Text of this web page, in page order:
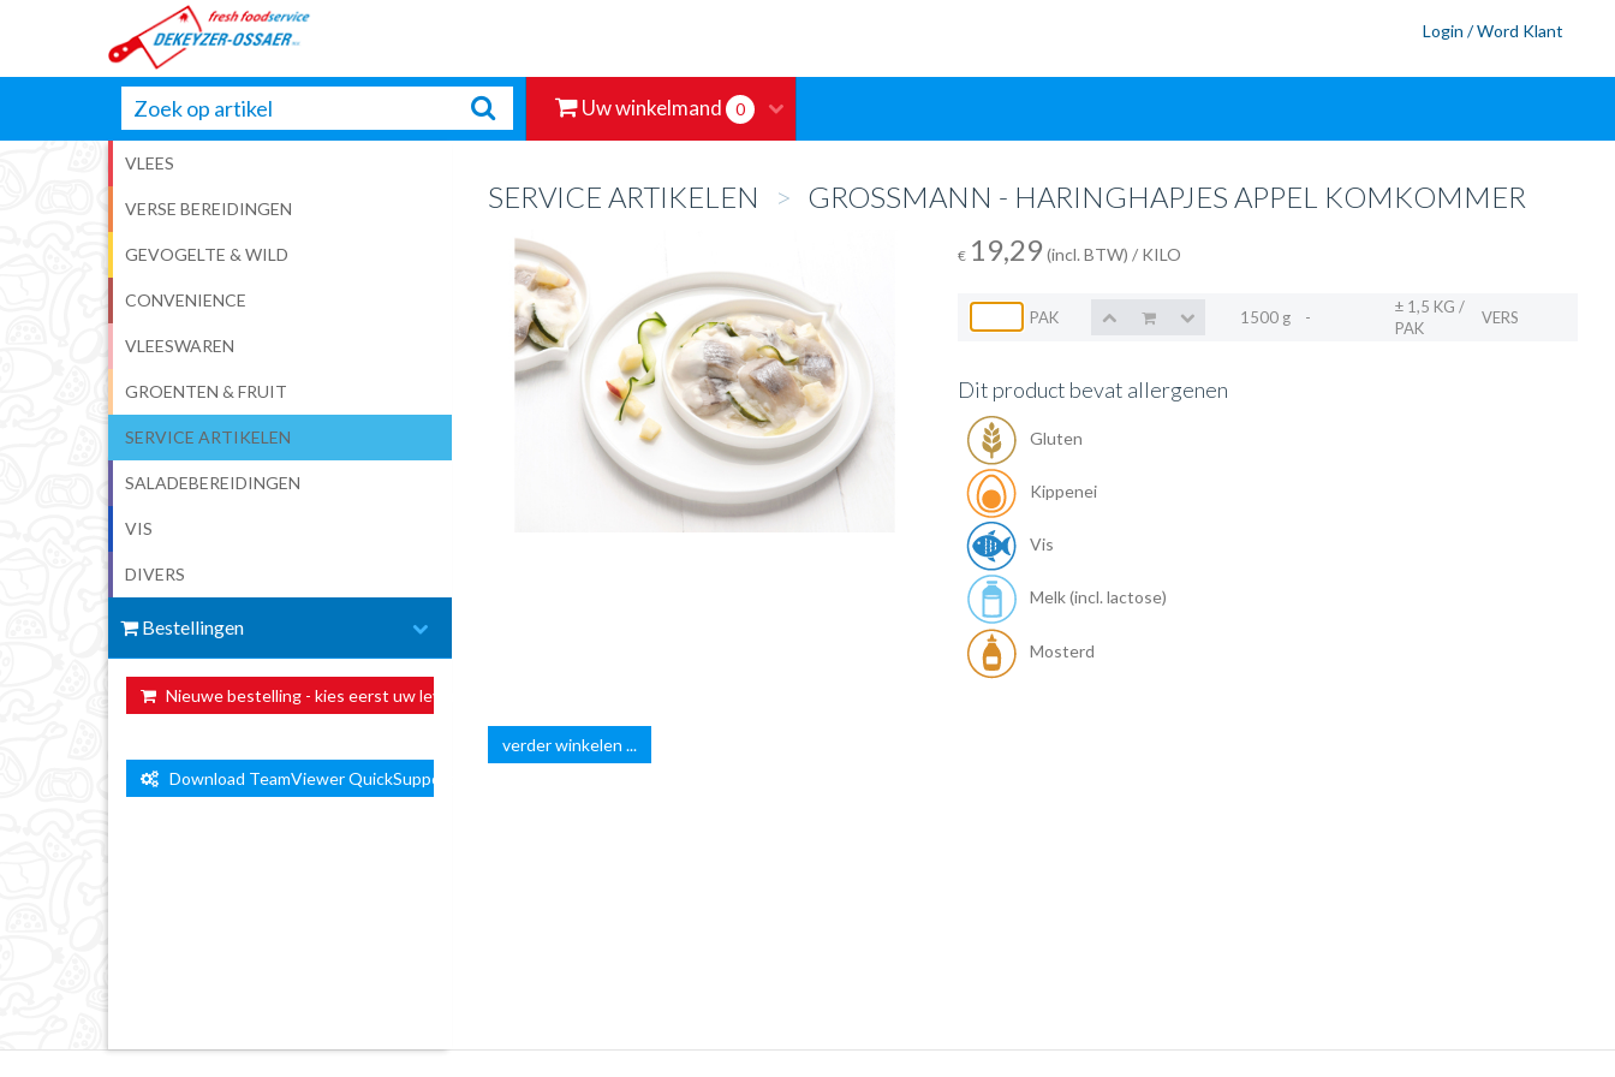
Login / Word Klant
Uw winkelmand 0
VLEES
VERSE BEREIDINGEN
GEVOGELTE & WILD
CONVENIENCE
VLEESWAREN
GROENTEN & FRUIT
SERVICE ARTIKELEN
SALADEBEREIDINGEN
VIS
DIVERS
Bestellingen
Nieuwe bestelling - kies eerst uw leverdag ...
Download TeamViewer QuickSupport
SERVICE ARTIKELEN > GROSSMANN - HARINGHAPJES APPEL KOMKOMMER
€ 19,29(incl. BTW) / KILO
PAK 1500 g -
± 1,5 KG /
PAK
VERS
Dit product bevat allergenen
Gluten
Kippenei
Vis
Melk (incl. lactose)
Mosterd
verder winkelen ...